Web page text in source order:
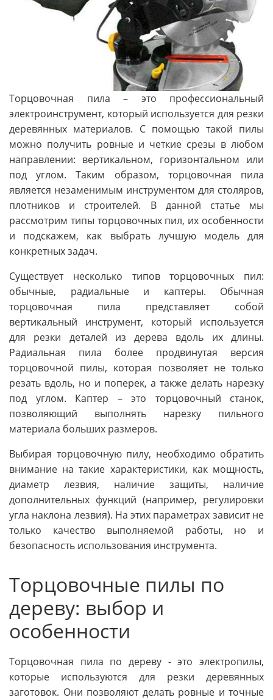
Торцовочная пила – это профессиональный
электроинструмент, который используется для резки
деревянных материалов. С помощью такой пилы
можно получить ровные и четкие срезы в любом
направлении: вертикальном, горизонтальном или
под углом. Таким образом, торцовочная пила
является незаменимым инструментом для столяров,
плотников и строителей. В данной статье мы
рассмотрим типы торцовочных пил, их особенности
и подскажем, как выбрать лучшую модель для
конкретных задач.
Существует несколько типов торцовочных пил:
обычные, радиальные и каптеры. Обычная
торцовочная пила представляет собой
вертикальный инструмент, который используется
для резки деталей из дерева вдоль их длины.
Радиальная пила более продвинутая версия
торцовочной пилы, которая позволяет не только
резать вдоль, но и поперек, а также делать нарезку
под углом. Каптер – это торцовочный станок,
позволяющий выполнять нарезку пильного
материала больших размеров.
Выбирая торцовочную пилу, необходимо обратить
внимание на такие характеристики, как мощность,
диаметр лезвия, наличие защиты, наличие
дополнительных функций (например, регулировки
угла наклона лезвия). На этих параметрах зависит не
только качество выполняемой работы, но и
безопасность использования инструмента.
Торцовочные пилы по
дереву: выбор и
особенности
Торцовочная пила по дереву - это электропилы,
которые используются для резки деревянных
заготовок. Они позволяют делать ровные и точные